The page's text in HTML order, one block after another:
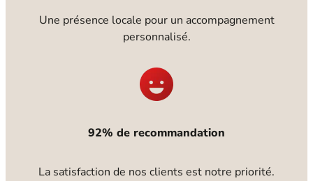
Une présence locale pour un accompagnement
personnalisé.
92% de recommandation
La satisfaction de nos clients est notre priorité.